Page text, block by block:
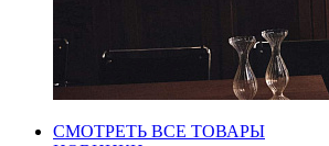
СМОТРЕТЬ ВСЕ ТОВАРЫ